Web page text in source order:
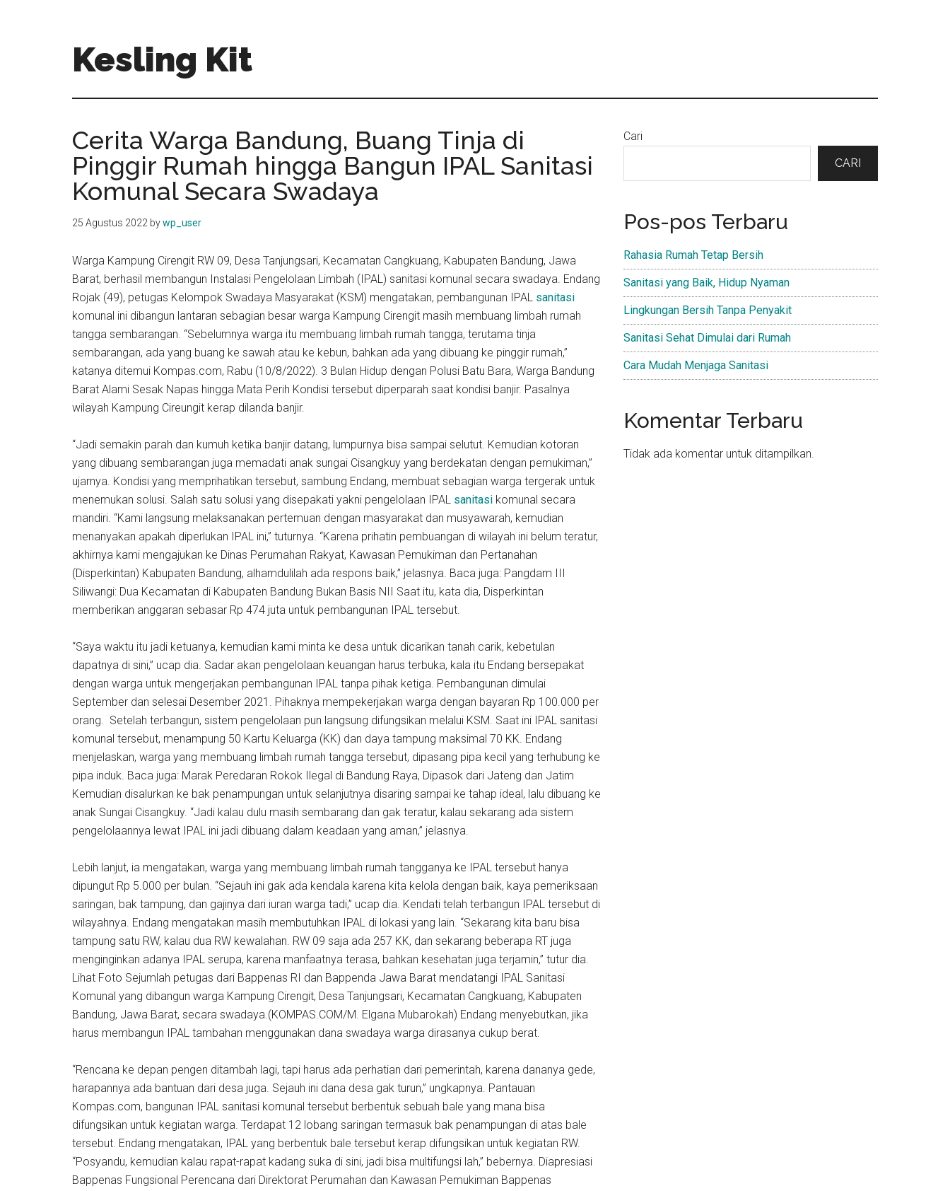
Kesling Kit
Cerita Warga Bandung, Buang Tinja di
Pinggir Rumah hingga Bangun IPAL Sanitasi
Komunal Secara Swadaya
25 Agustus 2022 bywp_user
Warga Kampung Cirengit RW 09, Desa Tanjungsari, Kecamatan Cangkuang, Kabupaten Bandung, Jawa
Barat, berhasil membangun Instalasi Pengelolaan Limbah (IPAL) sanitasi komunal secara swadaya. Endang
Rojak (49), petugas Kelompok Swadaya Masyarakat (KSM) mengatakan, pembangunan IPAL sanitasi
komunal ini dibangun lantaran sebagian besar warga Kampung Cirengit masih membuang limbah rumah
tangga sembarangan. “Sebelumnya warga itu membuang limbah rumah tangga, terutama tinja
sembarangan, ada yang buang ke sawah atau ke kebun, bahkan ada yang dibuang ke pinggir rumah,”
katanya ditemui Kompas.com, Rabu (10/8/2022). 3 Bulan Hidup dengan Polusi Batu Bara, Warga Bandung
Barat Alami Sesak Napas hingga Mata Perih Kondisi tersebut diperparah saat kondisi banjir. Pasalnya
wilayah Kampung Cireungit kerap dilanda banjir.
“Jadi semakin parah dan kumuh ketika banjir datang, lumpurnya bisa sampai selutut. Kemudian kotoran
yang dibuang sembarangan juga memadati anak sungai Cisangkuy yang berdekatan dengan pemukiman,”
ujarnya. Kondisi yang memprihatikan tersebut, sambung Endang, membuat sebagian warga tergerak untuk
menemukan solusi. Salah satu solusi yang disepakati yakni pengelolaan IPAL sanitasi komunal secara
mandiri. “Kami langsung melaksanakan pertemuan dengan masyarakat dan musyawarah, kemudian
menanyakan apakah diperlukan IPAL ini,” tuturnya. “Karena prihatin pembuangan di wilayah ini belum teratur,
akhirnya kami mengajukan ke Dinas Perumahan Rakyat, Kawasan Pemukiman dan Pertanahan
(Disperkintan) Kabupaten Bandung, alhamdulilah ada respons baik,” jelasnya. Baca juga: Pangdam III
Siliwangi: Dua Kecamatan di Kabupaten Bandung Bukan Basis NII Saat itu, kata dia, Disperkintan
memberikan anggaran sebasar Rp 474 juta untuk pembangunan IPAL tersebut.
“Saya waktu itu jadi ketuanya, kemudian kami minta ke desa untuk dicarikan tanah carik, kebetulan
dapatnya di sini,” ucap dia. Sadar akan pengelolaan keuangan harus terbuka, kala itu Endang bersepakat
dengan warga untuk mengerjakan pembangunan IPAL tanpa pihak ketiga. Pembangunan dimulai
September dan selesai Desember 2021. Pihaknya mempekerjakan warga dengan bayaran Rp 100.000 per
orang. Setelah terbangun, sistem pengelolaan pun langsung difungsikan melalui KSM. Saat ini IPAL sanitasi
komunal tersebut, menampung 50 Kartu Keluarga (KK) dan daya tampung maksimal 70 KK. Endang
menjelaskan, warga yang membuang limbah rumah tangga tersebut, dipasang pipa kecil yang terhubung ke
pipa induk. Baca juga: Marak Peredaran Rokok Ilegal di Bandung Raya, Dipasok dari Jateng dan Jatim
Kemudian disalurkan ke bak penampungan untuk selanjutnya disaring sampai ke tahap ideal, lalu dibuang ke
anak Sungai Cisangkuy. “Jadi kalau dulu masih sembarang dan gak teratur, kalau sekarang ada sistem
pengelolaannya lewat IPAL ini jadi dibuang dalam keadaan yang aman,” jelasnya.
Lebih lanjut, ia mengatakan, warga yang membuang limbah rumah tangganya ke IPAL tersebut hanya
dipungut Rp 5.000 per bulan. “Sejauh ini gak ada kendala karena kita kelola dengan baik, kaya pemeriksaan
saringan, bak tampung, dan gajinya dari iuran warga tadi,” ucap dia. Kendati telah terbangun IPAL tersebut di
wilayahnya. Endang mengatakan masih membutuhkan IPAL di lokasi yang lain. “Sekarang kita baru bisa
tampung satu RW, kalau dua RW kewalahan. RW 09 saja ada 257 KK, dan sekarang beberapa RT juga
menginginkan adanya IPAL serupa, karena manfaatnya terasa, bahkan kesehatan juga terjamin,” tutur dia.
Lihat Foto Sejumlah petugas dari Bappenas RI dan Bappenda Jawa Barat mendatangi IPAL Sanitasi
Komunal yang dibangun warga Kampung Cirengit, Desa Tanjungsari, Kecamatan Cangkuang, Kabupaten
Bandung, Jawa Barat, secara swadaya.(KOMPAS.COM/M. Elgana Mubarokah) Endang menyebutkan, jika
harus membangun IPAL tambahan menggunakan dana swadaya warga dirasanya cukup berat.
“Rencana ke depan pengen ditambah lagi, tapi harus ada perhatian dari pemerintah, karena dananya gede,
harapannya ada bantuan dari desa juga. Sejauh ini dana desa gak turun,” ungkapnya. Pantauan
Kompas.com, bangunan IPAL sanitasi komunal tersebut berbentuk sebuah bale yang mana bisa
difungsikan untuk kegiatan warga. Terdapat 12 lobang saringan termasuk bak penampungan di atas bale
tersebut. Endang mengatakan, IPAL yang berbentuk bale tersebut kerap difungsikan untuk kegiatan RW.
“Posyandu, kemudian kalau rapat-rapat kadang suka di sini, jadi bisa multifungsi lah,” bebernya. Diapresiasi
Bappenas Fungsional Perencana dari Direktorat Perumahan dan Kawasan Pemukiman Bappenas
Primary
Cari
CARI
Pos-pos Terbaru
Rahasia Rumah Tetap Bersih
Sanitasi yang Baik, Hidup Nyaman
Lingkungan Bersih Tanpa Penyakit
Sanitasi Sehat Dimulai dari Rumah
Cara Mudah Menjaga Sanitasi
Komentar Terbaru
Tidak ada komentar untuk ditampilkan.